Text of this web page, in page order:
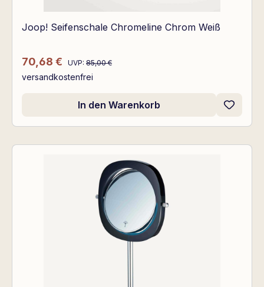
Joop! Seifenschale Chromeline Chrom Weiß
Verkaufspreis:
70,68 € Regulärer Preis:
UVP: 85,00 €
versandkostenfrei
In den Warenkorb